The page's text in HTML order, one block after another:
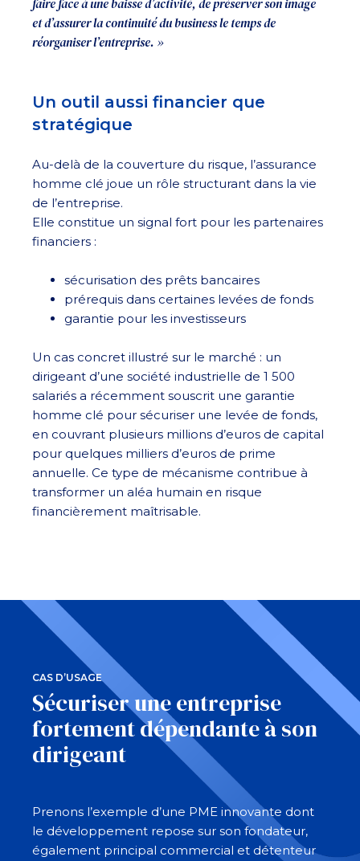
faire face à une baisse d’activité, de préserver son image
et d’assurer la continuité du business le temps de
réorganiser l’entreprise. »
Un outil aussi financier que
stratégique
Au-delà de la couverture du risque, l’assurance
homme clé joue un rôle structurant dans la vie
de l’entreprise.
Elle constitue un signal fort pour les partenaires
financiers :
sécurisation des prêts bancaires
prérequis dans certaines levées de fonds
garantie pour les investisseurs
Un cas concret illustré sur le marché : un
dirigeant d’une société industrielle de 1 500
salariés a récemment souscrit une garantie
homme clé pour sécuriser une levée de fonds,
en couvrant plusieurs millions d’euros de capital
pour quelques milliers d’euros de prime
annuelle. Ce type de mécanisme contribue à
transformer un aléa humain en risque
financièrement maîtrisable.
CAS D’USAGE
Sécuriser une entreprise
fortement dépendante à son
dirigeant
Prenons l’exemple d’une PME innovante dont
le développement repose sur son fondateur,
également principal commercial et détenteur